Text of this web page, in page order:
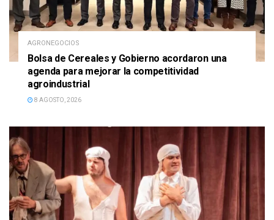
AGRONEGOCIOS
Bolsa de Cereales y Gobierno acordaron una
agenda para mejorar la competitividad
agroindustrial
8 AGOSTO, 2026